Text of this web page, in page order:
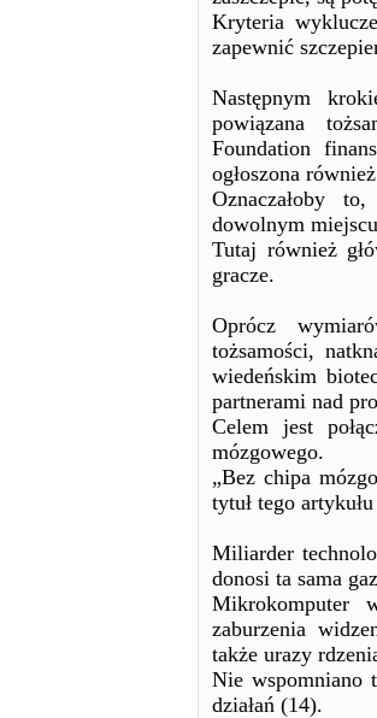
Kryteria
zapewnić
Następnym
powiązana
Foundation
ogłoszona
Oznaczałoby
dowolnym
Tutaj również
gracze.
Oprócz
tożsamości,
wiedeńskim
partnerami nad
Celem jest
mózgowego.
„Bez chipa
tytuł tego
Miliarder
donosi ta sama
Mikrokomputer
zaburzenia
także urazy
Nie wspomniano
działań (14).